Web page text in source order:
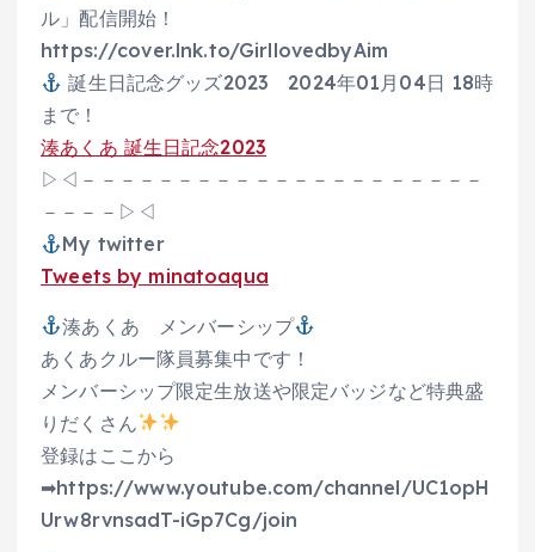
ル」配信開始！
https://cover.lnk.to/GirllovedbyAim
誕生日記念グッズ2023 2024年01月04日 18時
まで！
湊あくあ 誕生日記念2023
▷◁－－－－－－－－－－－－－－－－－－－－－
－－－－▷◁
My twitter
Tweets by minatoaqua
湊あくあ メンバーシップ
あくあクルー隊員募集中です！
メンバーシップ限定生放送や限定バッジなど特典盛
りだくさん
登録はここから
➡https://www.youtube.com/channel/UC1opH
Urw8rvnsadT-iGp7Cg/join